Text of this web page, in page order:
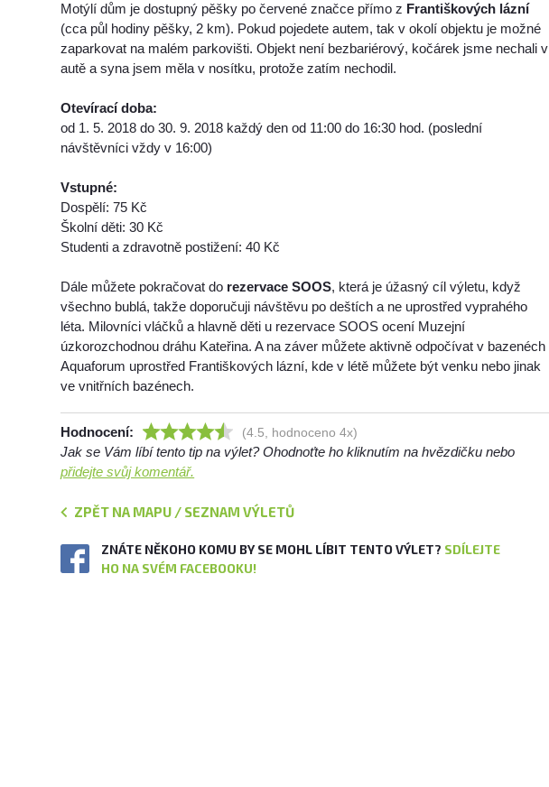
Motýlí dům je dostupný pěšky po červené značce přímo z Františkových lázní
(cca půl hodiny pěšky, 2 km). Pokud pojedete autem, tak v okolí objektu je možné
zaparkovat na malém parkovišti. Objekt není bezbariérový, kočárek jsme nechali v
autě a syna jsem měla v nosítku, protože zatím nechodil.
Otevírací doba:
od 1. 5. 2018 do 30. 9. 2018 každý den od 11:00 do 16:30 hod. (poslední
návštěvníci vždy v 16:00)
Vstupné:
Dospělí: 75 Kč
Školní děti: 30 Kč
Studenti a zdravotně postižení: 40 Kč
Dále můžete pokračovat do rezervace SOOS, která je úžasný cíl výletu, když
všechno bublá, takže doporučuji návštěvu po deštích a ne uprostřed vyprahého
léta. Milovníci vláčků a hlavně děti u rezervace SOOS ocení Muzejní
úzkorozchodnou dráhu Kateřina. A na záver můžete aktivně odpočívat v bazenéch
Aquaforum uprostřed Františkových lázní, kde v létě můžete být venku nebo jinak
ve vnitřních bazénech.
Hodnocení: (4.5, hodnoceno 4x)
Jak se Vám líbí tento tip na výlet? Ohodnoťte ho kliknutím na hvězdičku nebo
přidejte svůj komentář.
ZPĚT NA MAPU / SEZNAM VÝLETŮ
ZNÁTE NĚKOHO KOMU BY SE MOHL LÍBIT TENTO VÝLET? SDÍLEJTE
HO NA SVÉM FACEBOOKU!